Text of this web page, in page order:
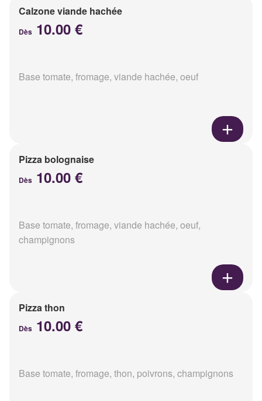
Calzone viande hachée
Dès 10.00 €
Base tomate, fromage, viande hachée, oeuf
Pizza bolognaise
Dès 10.00 €
Base tomate, fromage, viande hachée, oeuf,
champignons
Pizza thon
Dès 10.00 €
Base tomate, fromage, thon, poivrons, champignons